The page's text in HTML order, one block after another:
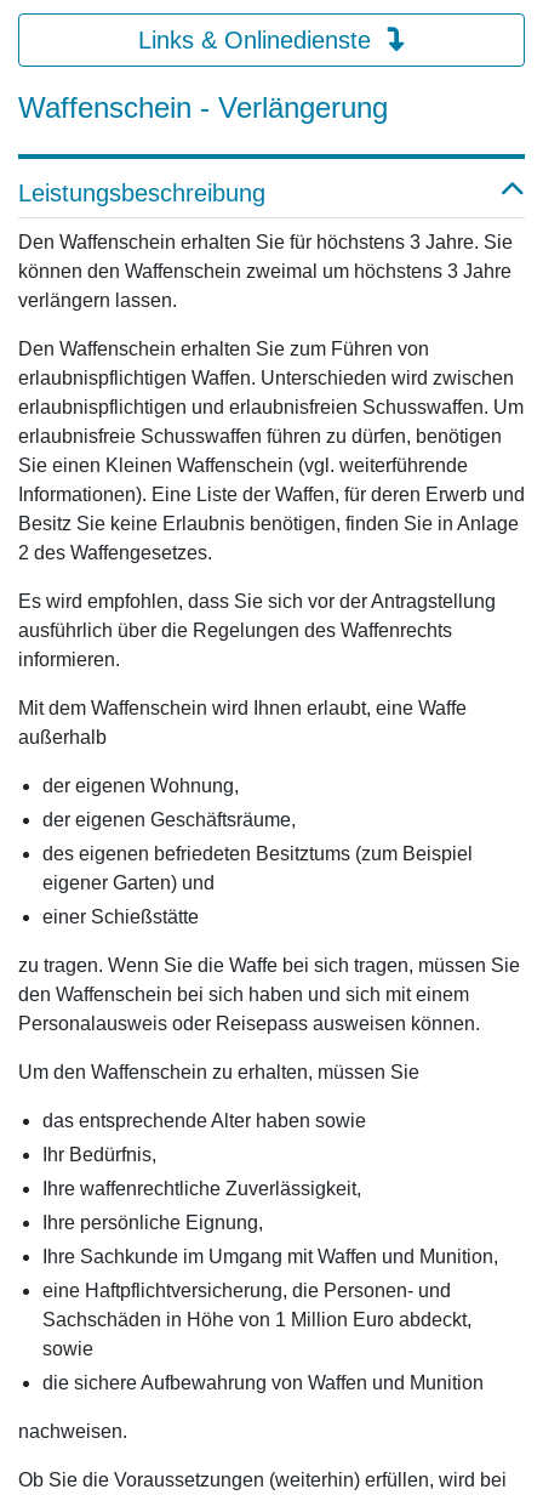
Links & Onlinedienste
Waffenschein - Verlängerung
Leistungsbeschreibung
Den Waffenschein erhalten Sie für höchstens 3 Jahre. Sie
können den Waffenschein zweimal um höchstens 3 Jahre
verlängern lassen.
Den Waffenschein erhalten Sie zum Führen von
erlaubnispflichtigen Waffen. Unterschieden wird zwischen
erlaubnispflichtigen und erlaubnisfreien Schusswaffen. Um
erlaubnisfreie Schusswaffen führen zu dürfen, benötigen
Sie einen Kleinen Waffenschein (vgl. weiterführende
Informationen). Eine Liste der Waffen, für deren Erwerb und
Besitz Sie keine Erlaubnis benötigen, finden Sie in Anlage
2 des Waffengesetzes.
Es wird empfohlen, dass Sie sich vor der Antragstellung
ausführlich über die Regelungen des Waffenrechts
informieren.
Mit dem Waffenschein wird Ihnen erlaubt, eine Waffe
außerhalb
der eigenen Wohnung,
der eigenen Geschäftsräume,
des eigenen befriedeten Besitztums (zum Beispiel
eigener Garten) und
einer Schießstätte
zu tragen. Wenn Sie die Waffe bei sich tragen, müssen Sie
den Waffenschein bei sich haben und sich mit einem
Personalausweis oder Reisepass ausweisen können.
Um den Waffenschein zu erhalten, müssen Sie
das entsprechende Alter haben sowie
Ihr Bedürfnis,
Ihre waffenrechtliche Zuverlässigkeit,
Ihre persönliche Eignung,
Ihre Sachkunde im Umgang mit Waffen und Munition,
eine Haftpflichtversicherung, die Personen- und
Sachschäden in Höhe von 1 Million Euro abdeckt,
sowie
die sichere Aufbewahrung von Waffen und Munition
nachweisen.
Ob Sie die Voraussetzungen (weiterhin) erfüllen, wird bei